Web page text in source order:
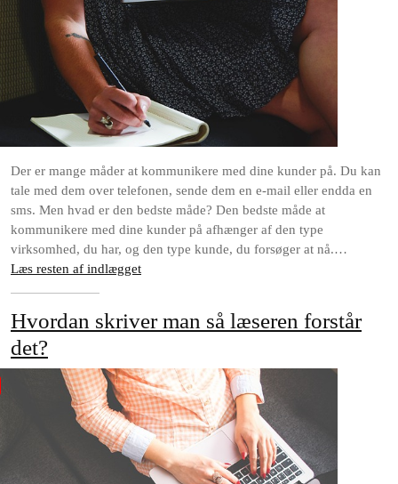
Der er mange måder at kommunikere med dine kunder på. Du kan
tale med dem over telefonen, sende dem en e-mail eller endda en
sms. Men hvad er den bedste måde? Den bedste måde at
kommunikere med dine kunder på afhænger af den type
virksomhed, du har, og den type kunde, du forsøger at nå.…
Læs resten af indlægget
Hvordan skriver man så læseren forstår
det?